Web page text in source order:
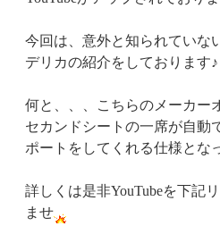
今回は、意外と知られていな
デリカの紹介をしております♪
何と、、、こちらのメーカー
セカンドシートの一席が自動
ポートをしてくれる仕様とな
詳しくは是非YouTubeを下記
ませ